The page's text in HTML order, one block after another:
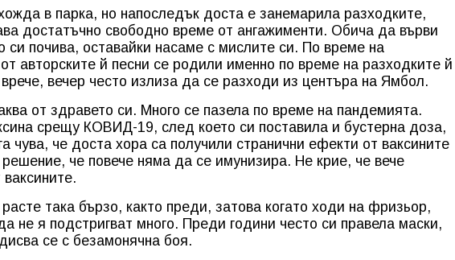
в парка, но напоследък доста е занемарила разходките,
достатъчно свободно време от ангажименти. Обича да върви
си почива, оставайки насаме с мислите си. По време на
авторските й песни се родили именно по време на разходките й
вечер често излиза да се разходи из центъра на Ямбол.
от здравето си. Много се пазела по време на пандемията.
срещу КОВИД-19, след което си поставила и бустерна доза,
чува, че доста хора са получили странични ефекти от ваксините
решение, че повече няма да се имунизира. Не крие, че вече
така бързо, както преди, затова когато ходи на фризьор,
не я подстригват много. Преди години често си правела маски,
се с безамонячна боя.